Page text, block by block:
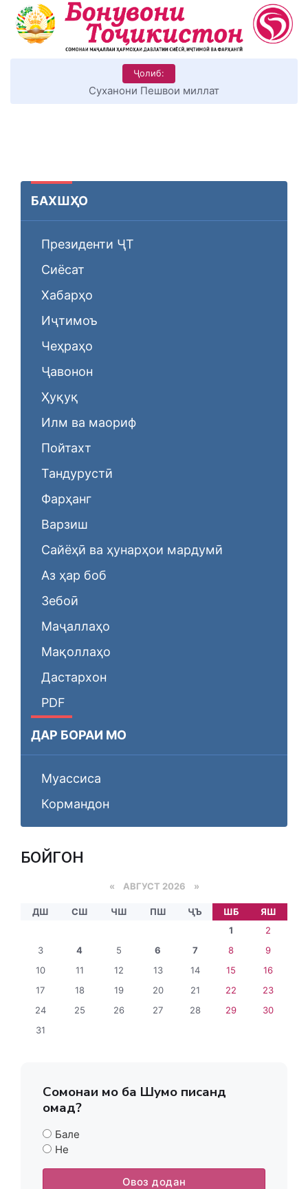
Ҷолиб:
Суханони Пешвои миллат
БАХШҲО
Президенти ҶТ
Сиёсат
Хабарҳо
Иҷтимоъ
Чеҳраҳо
Ҷавонон
Ҳуқуқ
Илм ва маориф
Пойтахт
Тандурустӣ
Фарҳанг
Варзиш
Сайёҳӣ ва ҳунарҳои мардумӣ
Аз ҳар боб
Зебоӣ
Маҷаллаҳо
Мақоллаҳо
Дастархон
PDF
ДАР БОРАИ МО
Муассиса
Кормандон
БОЙГОНӢ
« АВГУСТ 2026 »
ДШ СШ ЧШ ПШ ҶЪ ШБ
ЯШ
1
2
3
4 5 6 7 8
9
10
11 12 13 14 15
16
17
18 19 20 21 22
23
24
25 26 27 28 29
30
31
Сомонаи мо ба Шумо писанд
омад?
Бале
Не
Овоз додан